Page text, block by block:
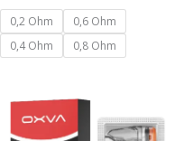
/
0,2 Ohm
0,6 Ohm
0,4 Ohm
0,8 Ohm